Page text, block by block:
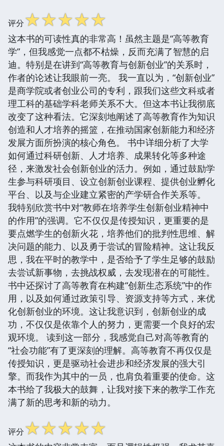
评分☆☆☆☆☆
这本书的可读性真的非常高！虽然主题是“高等教育
学”，但我感觉一点都不枯燥，反而充满了智慧的启
迪。特别是在讲到“高等教育与创新创业”的关系时，
作者的论述让我眼前一亮。 我一直以为，“创新创业”
是商学院或者创业公司的专利，跟我们这些文科或者
理工科的基础学科老师关系不大。但这本书让我彻底
改变了这种看法。它深刻地阐述了高等教育作为知识
创造和人才培养的摇篮，在推动国家创新能力和经济
发展方面所扮演的核心角色。 书中详细分析了大学
如何通过科研创新、人才培养、成果转化等多种途
径，来激发社会创新创业的活力。例如，通过鼓励学
生参与科研项目、设立创新创业课程、提供创业孵化
平台、以及与企业建立紧密的产学研合作关系等。
我特别欣赏书中对“教师在培养学生创新创业精神中
的作用”的强调。它不仅仅是传授知识，更重要的是
要点燃学生的创新火花，培养他们的批判性思维、解
决问题的能力、以及勇于尝试的冒险精神。这让我反
思，我在平时的教学中，是否给予了学生足够的鼓励
去尝试新事物，去挑战权威，去发现潜在的可能性。
书中还探讨了高等教育在构建“创新生态系统”中的作
用，以及如何通过政策引导、资源支持等方式，来优
化创新创业的环境。这让我意识到，创新创业的成
功，不仅仅是依靠个人的努力，更需要一个良好的宏
观环境。 读到这一部分，我感觉自己对高等教育的
“社会功能”有了更深刻的理解。高等教育不再仅仅是
传授知识，更是驱动社会进步和经济发展的强大引
擎。而我作为其中的一员，也肩负着重要的使命。这
本书给了我极大的鼓舞，让我对接下来的教学工作充
满了新的思考和新的动力。
评分☆☆☆☆☆